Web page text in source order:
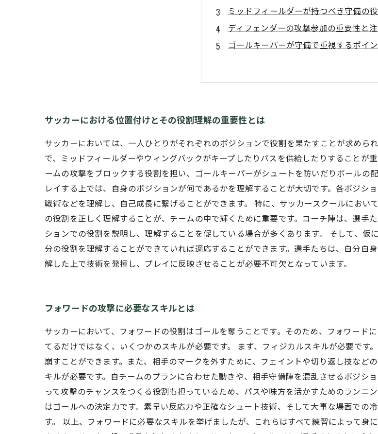
ミッドフィールダーが持つべき守備の
ディフェンダーの攻撃参加の重要性と
ゴールキーパーが守備で重視するポイ
サッカーにおける位置付けとその役割理解の重要性とは
サッカーにおいては、一人ひとりがそれぞれのポジションで役割を果たすことが求めら
で、ミッドフィールダーやウィングバックがキープしたりパスを供給したりすることが
ームの攻撃をブロックする役割を担い、ゴールキーパーがシュートを防いだりボールの
レイする上では、自身のポジションが何であるかを理解することが大切です。各ポジシ
戦術などを理解し、自己成長に繋げることができます。 特に、サッカースクールにお
の役割を正しく理解することが、チームの中で輝くために重要です。コーチ陣は、選手
ションでの役割を説明し、理解することを促している場合が多くあります。 そして、仮
分の役割を理解することができていれば適応することができます。選手たちは、自分自
解した上で技術を発揮し、プレイに反映させることが必要不可欠となっています。
フォワードの攻撃に必要なスキルとは
サッカーにおいて、フォワードの役割はゴールを奪うことです。そのため、フォワード
てるだけではなく、いくつかのスキルが必要です。 まず、フィジカルスキルが必要です
崩すことができます。また、相手のマークを外すために、フェイントや切り返し技など
キルが必要です。自チームのプランに合わせた動きや、相手守備陣を混乱させるポジシ
って攻撃のチャンスをつくる役割も担っているため、パスや味方を活かすためのランニ
はゴールへの決定力です。素早い反応力や正確なシュート技術、そして大事な場面での
す。 以上、フォワードに必要なスキルを挙げましたが、これらはすべて練習によって身